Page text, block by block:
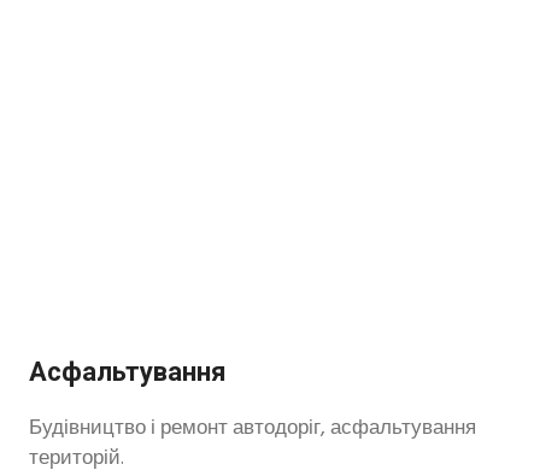
Асфальтування
Будівництво і ремонт автодоріг, асфальтування
територій.